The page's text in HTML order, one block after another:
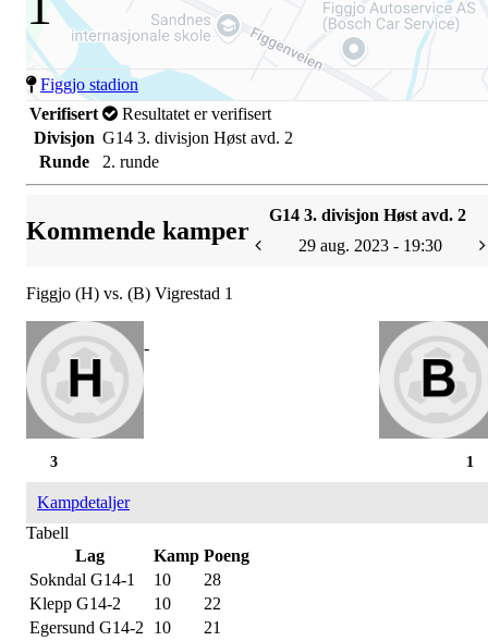
Figgjo stadion
Verifisert
Resultatet er verifisert
Divisjon G14 3. divisjon Høst avd. 2
Runde
2. runde
Kommende kamper
G14 3. divisjon Høst avd. 2
29 aug. 2023 - 19:30
Figgjo (H) vs. (B) Vigrestad 1
-
1
3
Kampdetaljer
Tabell
Lag
Kamp Poeng
Sokndal G14-1
10
28
Klepp G14-2
10
22
Egersund G14-2
10
21